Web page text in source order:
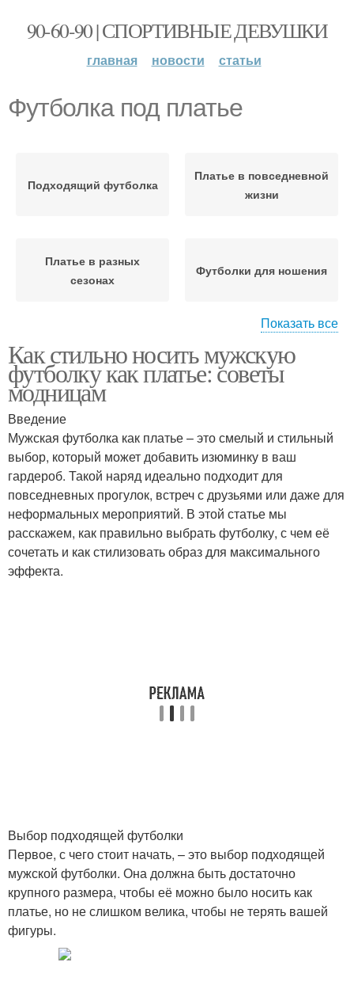
90-60-90 | СПОРТИВНЫЕ ДЕВУШКИ
главная новости статьи
Футболка под платье
Подходящий футболка
Платье в повседневной
жизни
Платье в разных
сезонах
Футболки для ношения
обстановке
Мужские футболки
Показать все
Как стильно носить мужскую
футболку как платье: советы
модницам
Введение
Мужская футболка как платье – это смелый и стильный
выбор, который может добавить изюминку в ваш
гардероб. Такой наряд идеально подходит для
повседневных прогулок, встреч с друзьями или даже для
неформальных мероприятий. В этой статье мы
расскажем, как правильно выбрать футболку, с чем её
сочетать и как стилизовать образ для максимального
эффекта.
Выбор подходящей футболки
Первое, с чего стоит начать, – это выбор подходящей
мужской футболки. Она должна быть достаточно
крупного размера, чтобы её можно было носить как
платье, но не слишком велика, чтобы не терять вашей
фигуры.